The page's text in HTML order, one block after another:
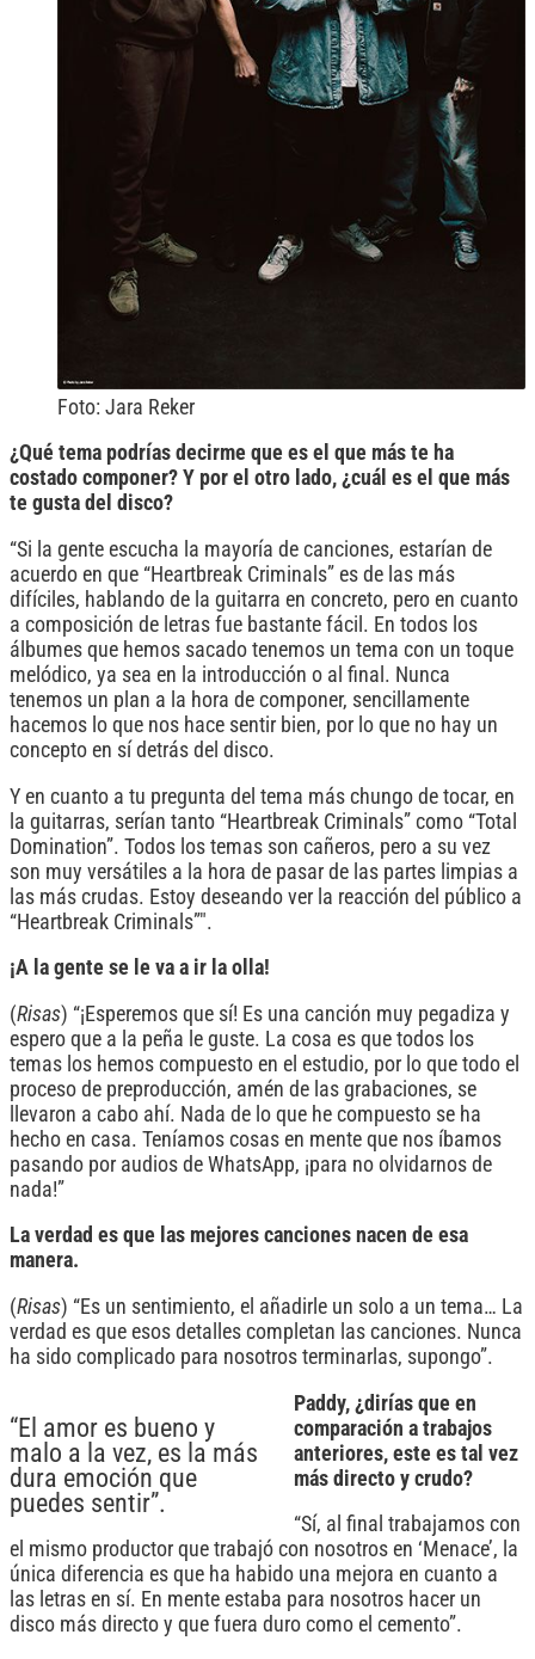
Foto: Jara Reker
¿Qué tema podrías decirme que es el que más te ha
costado componer? Y por el otro lado, ¿cuál es el que más
te gusta del disco?
“Si la gente escucha la mayoría de canciones, estarían de
acuerdo en que “Heartbreak Criminals” es de las más
difíciles, hablando de la guitarra en concreto, pero en cuanto
a composición de letras fue bastante fácil. En todos los
álbumes que hemos sacado tenemos un tema con un toque
melódico, ya sea en la introducción o al final. Nunca
tenemos un plan a la hora de componer, sencillamente
hacemos lo que nos hace sentir bien, por lo que no hay un
concepto en sí detrás del disco.
Y en cuanto a tu pregunta del tema más chungo de tocar, en
la guitarras, serían tanto “Heartbreak Criminals” como “Total
Domination”. Todos los temas son cañeros, pero a su vez
son muy versátiles a la hora de pasar de las partes limpias a
las más crudas. Estoy deseando ver la reacción del público a
“Heartbreak Criminals”".
¡A la gente se le va a ir la olla!
(Risas) “¡Esperemos que sí! Es una canción muy pegadiza y
espero que a la peña le guste. La cosa es que todos los
temas los hemos compuesto en el estudio, por lo que todo el
proceso de preproducción, amén de las grabaciones, se
llevaron a cabo ahí. Nada de lo que he compuesto se ha
hecho en casa. Teníamos cosas en mente que nos íbamos
pasando por audios de WhatsApp, ¡para no olvidarnos de
nada!”
La verdad es que las mejores canciones nacen de esa
manera.
(Risas) “Es un sentimiento, el añadirle un solo a un tema… La
verdad es que esos detalles completan las canciones. Nunca
ha sido complicado para nosotros terminarlas, supongo”.
“El amor es bueno y
malo a la vez, es la más
dura emoción que
puedes sentir”.
Paddy, ¿dirías que en
comparación a trabajos
anteriores, este es tal vez
más directo y crudo?
“Sí, al final trabajamos con
el mismo productor que trabajó con nosotros en ‘Menace’, la
única diferencia es que ha habido una mejora en cuanto a
las letras en sí. En mente estaba para nosotros hacer un
disco más directo y que fuera duro como el cemento”.